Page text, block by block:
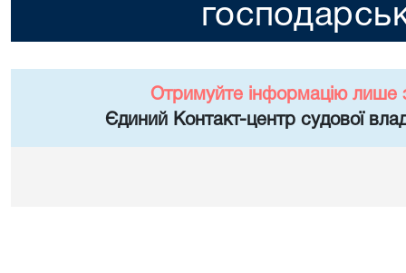
Отримуйте інформацію лише
Єдиний Контакт-центр судової